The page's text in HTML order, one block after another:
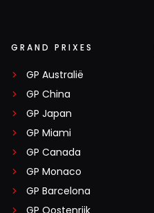
GRAND PRIXES
GP Australië
GP China
GP Japan
GP Miami
GP Canada
GP Monaco
GP Barcelona
GP Oostenrijk